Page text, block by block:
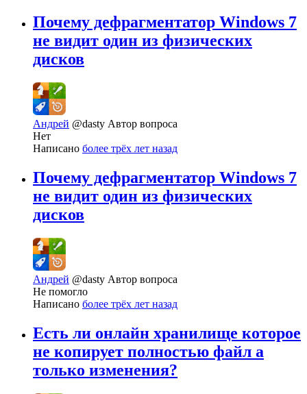
Почему дефрагментатор Windows 7
не видит один из физических
дисков
Андрей @dasty Автор вопроса
Нет
Написано более трёх лет назад
Почему дефрагментатор Windows 7
не видит один из физических
дисков
Андрей @dasty Автор вопроса
Не помогло
Написано более трёх лет назад
Есть ли онлайн хранилище которое
не копирует полностью файл а
только изменения?